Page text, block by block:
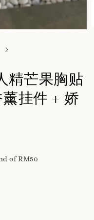
精芒果胸贴
薰挂件 + 娇
of RM50